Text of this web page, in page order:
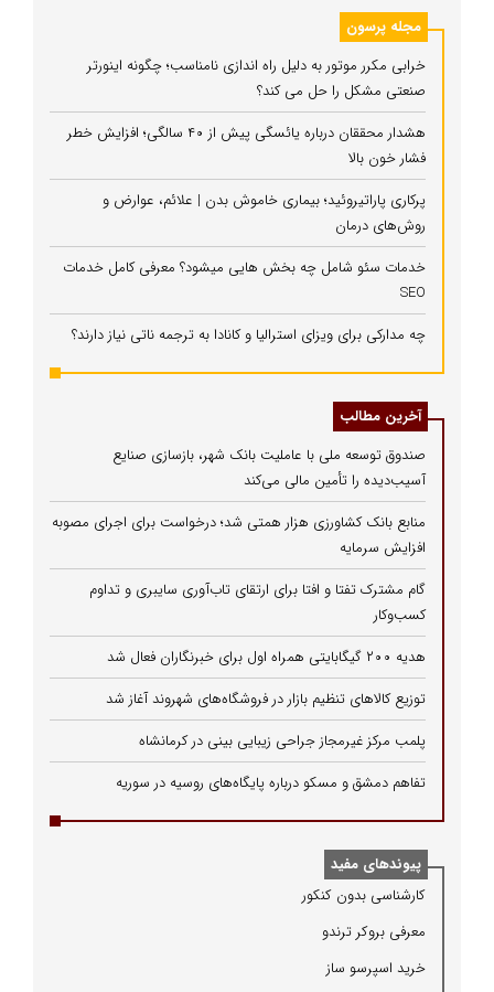
مجله پرسون
خرابی مکرر موتور به دلیل راه‌ اندازی نامناسب؛ چگونه اینورتر
صنعتی مشکل را حل می‌ کند؟
هشدار محققان درباره یائسگی پیش از ۴۰ سالگی؛ افزایش خطر
فشار خون بالا
پرکاری پاراتیروئید؛ بیماری خاموش بدن | علائم، عوارض و
روش‌های درمان
خدمات سئو شامل چه بخش هایی میشود؟ معرفی کامل خدمات
SEO
چه مدارکی برای ویزای استرالیا و کانادا به ترجمه ناتی نیاز دارند؟
آخرین مطالب
صندوق توسعه ملی با عاملیت بانک شهر، بازسازی صنایع
آسیب‌دیده را تأمین مالی می‌کند
منابع بانک کشاورزی هزار همتی شد؛ درخواست برای اجرای مصوبه
افزایش سرمایه
گام مشترک تفتا و افتا برای ارتقای تاب‌آوری سایبری و تداوم
کسب‌وکار
هدیه ۲۰۰ گیگابایتی همراه اول برای خبرنگاران فعال شد
توزیع کالاهای تنظیم بازار در فروشگاه‌های شهروند آغاز شد
پلمب مرکز غیرمجاز جراحی زیبایی بینی در کرمانشاه
تفاهم دمشق و مسکو درباره پایگاه‌های روسیه در سوریه
پیوندهای مفید
كارشناسی بدون كنكور
معرفی بروكر ترندو
خرید اسپرسو ساز